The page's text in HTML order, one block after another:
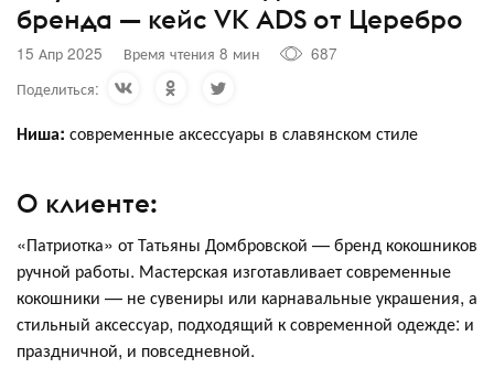
бренда — кейс VK ADS от Церебро
15 Апр 2025 Время чтения 8 мин
687
Поделиться:
Ниша: современные аксессуары в славянском стиле
О клиенте:
«Патриотка» от Татьяны Домбровской — бренд кокошников
ручной работы. Мастерская изготавливает современные
кокошники — не сувениры или карнавальные украшения, а
стильный аксессуар, подходящий к современной одежде: и
праздничной, и повседневной.